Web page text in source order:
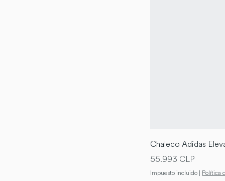
Chaleco Adidas
Precio
55.993 CLP
Impuesto incluido | Política